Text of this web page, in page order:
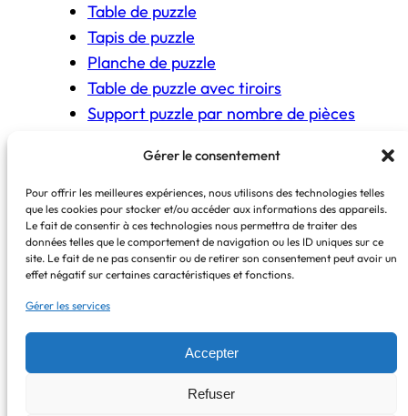
Gérer le consentement
Pour offrir les meilleures expériences, nous utilisons des technologies telles
que les cookies pour stocker et/ou accéder aux informations des appareils.
Le fait de consentir à ces technologies nous permettra de traiter des
données telles que le comportement de navigation ou les ID uniques sur ce
site. Le fait de ne pas consentir ou de retirer son consentement peut avoir un
effet négatif sur certaines caractéristiques et fonctions.
Gérer les services
Accepter
Refuser
Table de puzzle
Tapis de puzzle
Planche de puzzle
Table de puzzle avec tiroirs
Support puzzle par nombre de pièces
COPYRIGHT © The Puzzle Fit 2026
Certains liens sont affiliés Amazon.
En cas d’achat, une commission peut être
perçue, sans coût supplémentaire pour vous.
Mentions légales
propos